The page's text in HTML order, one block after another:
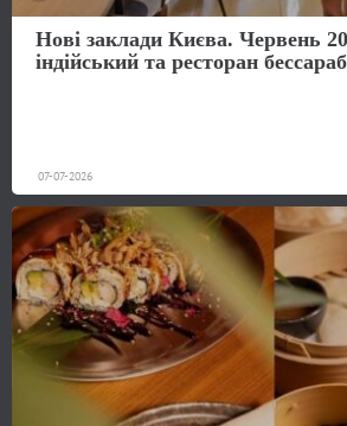
Нові заклади Києва. Червень
індійський та ресторан
07-07-2026